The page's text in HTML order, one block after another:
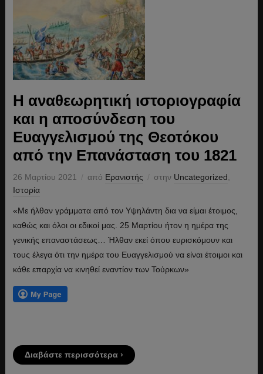
Η αναθεωρητική ιστοριογραφία
και η αποσύνδεση του
Ευαγγελισμού της Θεοτόκου
από την Επανάσταση του 1821
26 Μαρτίου 2021 από Ερανιστής στην Uncategorized
Ιστορία
«Με ήλθαν γράμματα από τον Υψηλάντη δια να είμαι έτοιμος,
καθώς και όλοι οι εδικοί μας. 25 Μαρτίου ήτον η ημέρα της
γενικής επαναστάσεως… Ήλθαν εκεί όπου ευρισκόμουν και
τους έλεγα ότι την ημέρα του Ευαγγελισμού να είναι έτοιμοι και
κάθε επαρχία να κινηθεί εναντίον των Τούρκων»
Διαβάστε περισσότερα ›